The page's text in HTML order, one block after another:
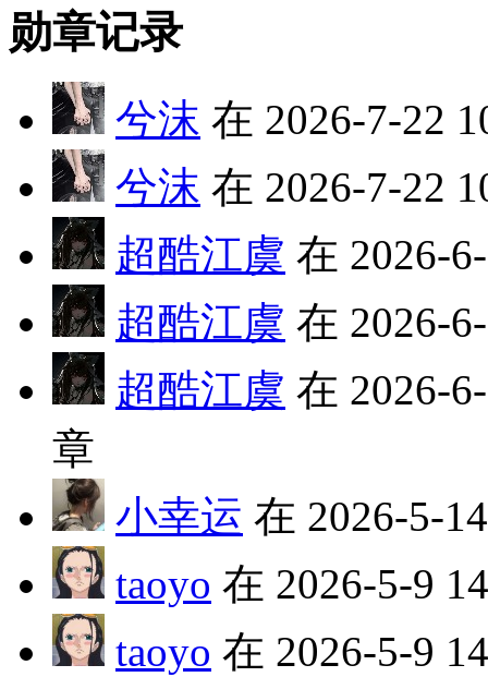
勋章记录
兮沫 在 2026-7-22
兮沫 在 2026-7-22
超酷江虞 在 2026-
超酷江虞 在 2026-
超酷江虞 在 2026-
章
小幸运 在 2026-5-
taoyo 在 2026-5-9
taoyo 在 2026-5-9